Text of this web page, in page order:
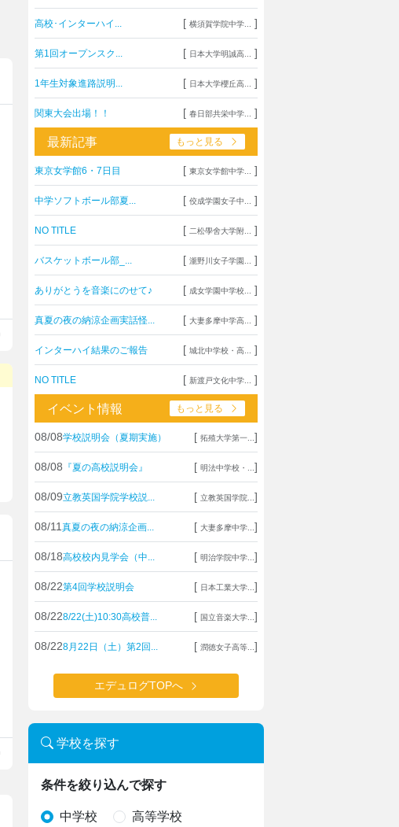
高校･インターハイ... [ 横須賀学院中学... ]
第1回オープンスク... [ 日本大学明誠高... ]
1年生対象進路説明... [ 日本大学櫻丘高... ]
関東大会出場！！ [ 春日部共栄中学... ]
最新記事 もっと見る
東京女学館6・7日目 [ 東京女学館中学... ]
中学ソフトボール部夏... [ 佼成学園女子中... ]
NO TITLE [ 二松學舍大学附... ]
バスケットボール部_... [ 瀧野川女子学園... ]
ありがとうを音楽にのせて♪ [ 成女学園中学校... ]
真夏の夜の納涼企画実話怪... [ 大妻多摩中学高... ]
インターハイ結果のご報告 [ 城北中学校・高... ]
NO TITLE [ 新渡戸文化中学... ]
イベント情報 もっと見る
08/08学校説明会（夏期実施） [ 拓殖大学第一... ]
08/08 『夏の高校説明会』 [ 明法中学校・... ]
08/09立教英国学院学校説... [ 立教英国学院... ]
08/11 真夏の夜の納涼企画... [ 大妻多摩中学... ]
08/18高校校内見学会（中... [ 明治学院中学... ]
08/22第4回学校説明会 [ 日本工業大学... ]
08/228/22(土)10:30高校普... [ 国立音楽大学... ]
08/228月22日（土）第2回... [ 潤徳女子高等... ]
エデュログTOPへ
学校を探す
条件を絞り込んで探す
中学校 高等学校